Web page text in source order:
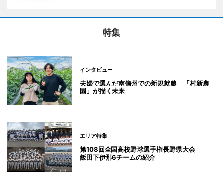
特集
インタビュー
夫婦で選んだ南信州での新規就農 「村新農
園」が描く未来
エリア特集
第108回全国高校野球選手権長野県大会
飯田下伊那6チームの紹介